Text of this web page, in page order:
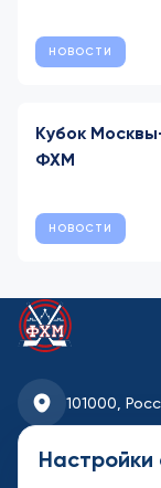
НОВОСТИ
Кубок
ФХМ
НОВОСТИ
101000,
Настройки